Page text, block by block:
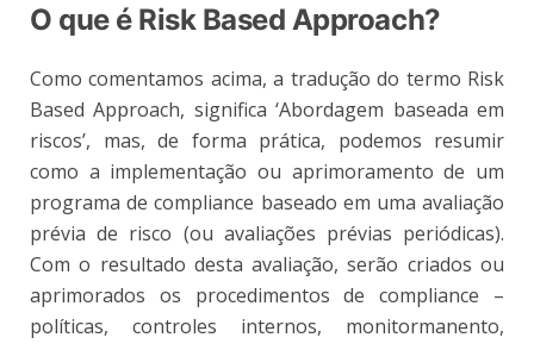
O que é Risk Based Approach?
Como comentamos acima, a tradução do termo Risk
Based Approach, significa ‘Abordagem baseada em
riscos’, mas, de forma prática, podemos resumir
como a implementação ou aprimoramento de um
programa de compliance baseado em uma avaliação
prévia de risco (ou avaliações prévias periódicas).
Com o resultado desta avaliação, serão criados ou
aprimorados os procedimentos de compliance –
políticas, controles internos, monitormanento,